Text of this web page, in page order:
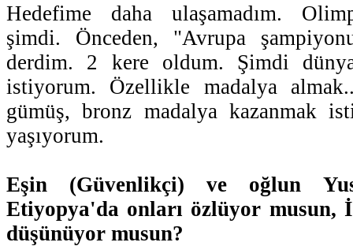
Hedefime daha ulaşamadım.
şimdi. Önceden, "Avrupa
derdim. 2 kere oldum. Şimdi
istiyorum. Özellikle madalya
gümüş, bronz madalya kazanmak
yaşıyorum.
Eşin (Güvenlikçi) ve oğlun
Etiyopya'da onları özlüyor musun,
düşünüyor musun?